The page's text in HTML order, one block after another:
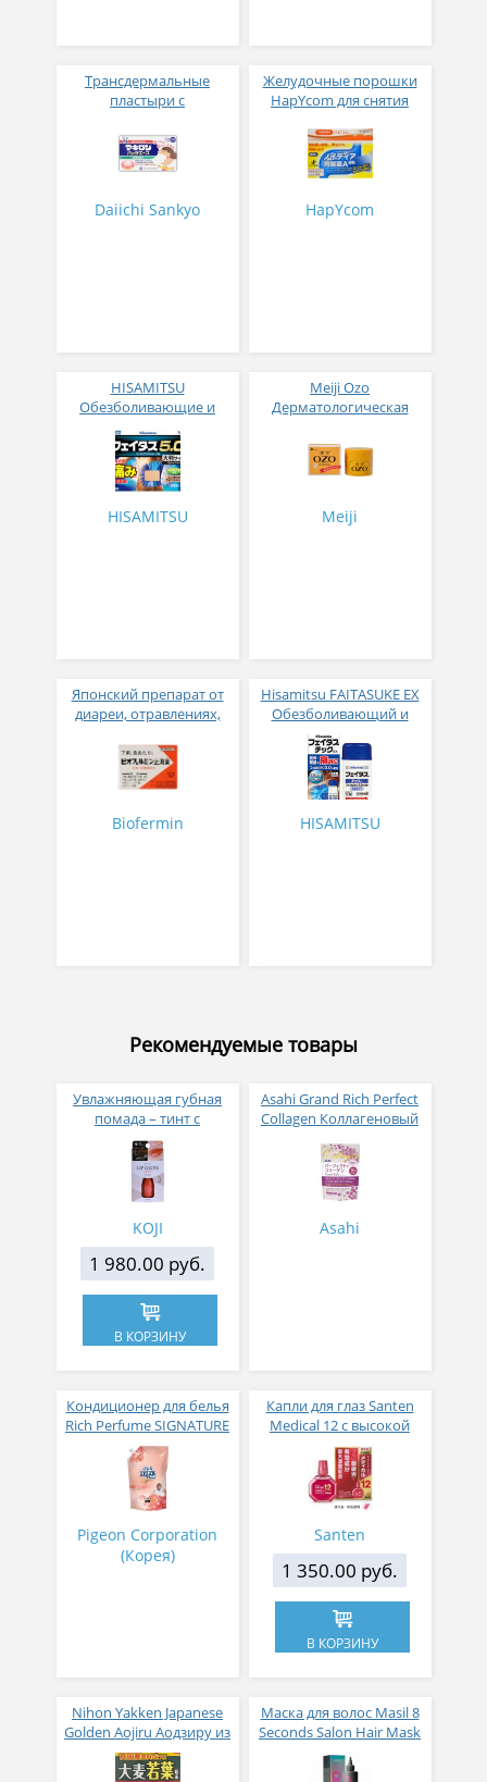
Трансдермальные
пластыри с
противовоспалительным
и ранозаживляющим
действием № 24
Daiichi Sankyo
Желудочные порошки
HapYcom для снятия
тошноты и
восстановления
слизистой оболочки
HapYcom
HISAMITSU
Обезболивающие и
противовоспалительные
пластыри длительного
действия 14 шт
HISAMITSU
Meiji Ozo
Дерматологическая
Meiji
Японский препарат от
диареи, отравлениях,
желудочно-кишечном
тракте с
молочнокислыми
Biofermin
Hisamitsu FAITASUKE EX
Обезболивающий и
противовоспалительный
стик 53 гр
HISAMITSU
Рекомендуемые товары
Увлажняющая губная
помада – тинт с
аппликатором KOJI,
Красно-оранжевый
KOJI
1 980.00 руб.
В КОРЗИНУ
Asahi Grand Rich Perfect
Collagen Коллагеновый
плацентой и
изофлавонами сои 228
гр
Asahi
Кондиционер для белья
Rich Perfume SIGNATURE
парфюмированный
супер-концентрат с
ароматом Фиеста 1,6 л
Pigeon Corporation
(Корея)
Капли для глаз Santen
Medical 12 с высокой
концентрацией
активных компонентов
12 мл
Santen
1 350.00 руб.
В КОРЗИНУ
Nihon Yakken Japanese
Golden Aojiru Аодзиру из
листьев молодого
ячменя
Маска для волос Masil 8
Seconds Salon Hair Mask
200 мл